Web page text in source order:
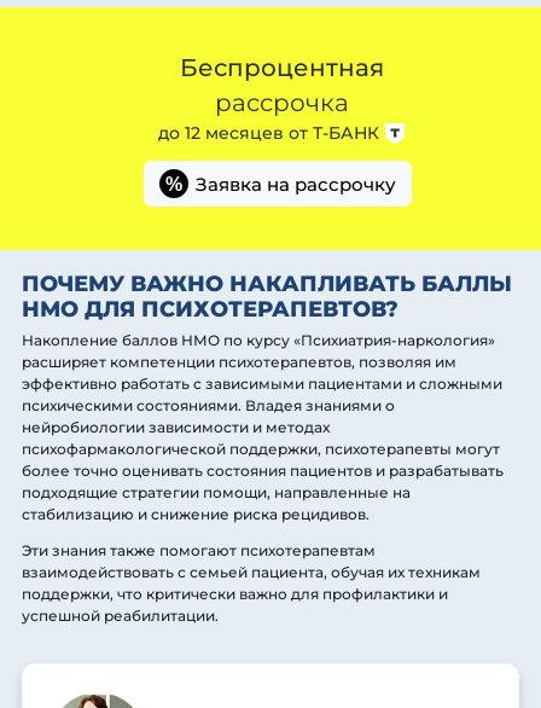
Беспроцентная
рассрочка
до 12 месяцев от Т-БАНК
% Заявка на рассрочку
ПОЧЕМУ ВАЖНО НАКАПЛИВАТЬ БАЛЛЫ
НМО ДЛЯ ПСИХОТЕРАПЕВТОВ?
Накопление баллов НМО по курсу «Психиатрия-наркология»
расширяет компетенции психотерапевтов, позволяя им
эффективно работать с зависимыми пациентами и сложными
психическими состояниями. Владея знаниями о
нейробиологии зависимости и методах
психофармакологической поддержки, психотерапевты могут
более точно оценивать состояния пациентов и разрабатывать
подходящие стратегии помощи, направленные на
стабилизацию и снижение риска рецидивов.
Эти знания также помогают психотерапевтам
взаимодействовать с семьей пациента, обучая их техникам
поддержки, что критически важно для профилактики и
успешной реабилитации.